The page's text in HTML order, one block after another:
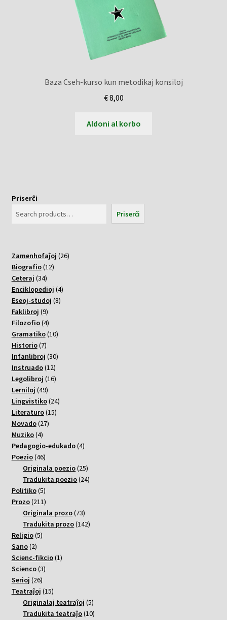
Baza Cseh-kurso kun metodikaj konsiloj
€8,00
Aldoni al korbo
Priserĉi
Priserĉi
Zamenhofaĵoj 2626
Biografio 1212
Ceteraj 3434
varoj
Enciklopedioj 44
Eseoj-studoj 88
Faklibroj 99
varoj
Filozofio 44
varoj
Gramatiko 1010
Historio 77
varoj
Infanlibroj 3030
Instruado 1212
varoj
Legolibroj 1616
Lerniloj 4949
varoj
Lingvistiko 2424
Literaturo 1515
Movado 2727
Muziko 44
varoj
Pedagogio-edukado 44
Poezio 4646
varoj
Originala poezio 2525
varoj
Tradukita poezio 2424
Politiko 55
varoj
Prozo 211211
varoj
Originala prozo 7373
varoj
Tradukita prozo 142142
Religio 55
Sano 22
varoj
Scienc-fikcio 11
Scienco 33
Serioj 2626
varoj
Teatraĵoj 1515
varoj
Originalaj teatraĵoj 55
varoj
Tradukita teatraĵo 1010